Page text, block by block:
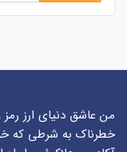
من عاشق دنیای ارز
خطرناک به شرطی که